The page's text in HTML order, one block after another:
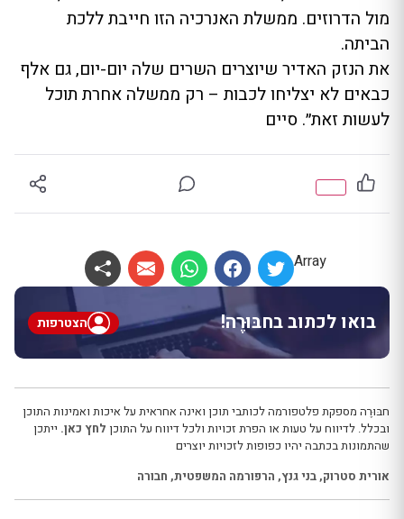
מול הדרוזים. ממשלת האנרכיה הזו חייבת ללכת
הביתה.
את הנזק האדיר שיוצרים השרים שלה יום-יום, גם אלף
כבאים לא יצליחו לכבות – רק ממשלה אחרת תוכל
לעשות זאת״. סיים
Array
בואו לכתוב בחבּוּרֶה! הצטרפות
חבּוּרֶה מספקת פלטפורמה לכותבי תוכן ואינה אחראית על איכות ואמינות התוכן
ובכלל. לדיווח על טעות או הפרת זכויות ולכל דיווח על התוכן לחץ כאן. ייתכן
שהתמונות בכתבה יהיו כפופות לזכויות יוצרים
אורית סטרוק, בני גנץ, הרפורמה המשפטית, חבורה